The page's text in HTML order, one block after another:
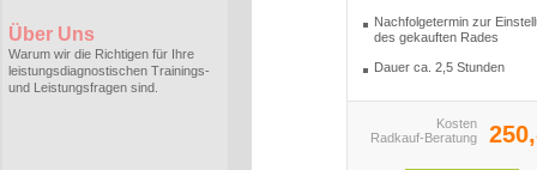
Über Uns
Warum wir die Richtigen für Ihre
leistungsdiagnostischen Trainings-
und Leistungsfragen sind.
Nachfolgetermin zur
des gekauften Rades
Dauer ca. 2,5 Stunden
Kosten
Radkauf-Beratung